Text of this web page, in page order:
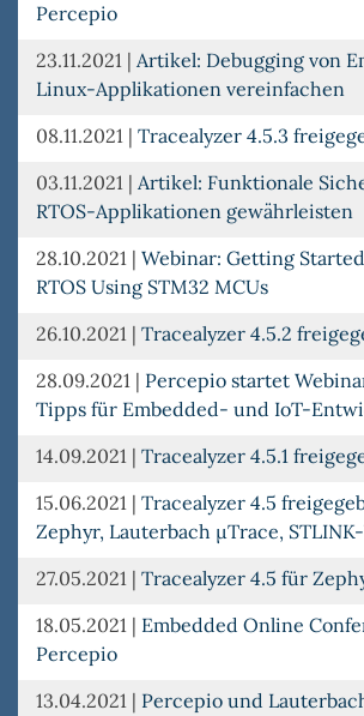
Percepio
23.11.2021 | Artikel: Debugging von
Linux-Applikationen vereinfachen
08.11.2021 | Tracealyzer 4.5.3
03.11.2021 | Artikel: Funktionale
RTOS-Applikationen gewährleisten
28.10.2021 | Webinar: Getting
RTOS Using STM32 MCUs
26.10.2021 | Tracealyzer 4.5.2
28.09.2021 | Percepio startet
Tipps für Embedded- und IoT-
14.09.2021 | Tracealyzer 4.5.1
15.06.2021 | Tracealyzer 4.5
Zephyr, Lauterbach µTrace,
27.05.2021 | Tracealyzer 4.5 für
18.05.2021 | Embedded Online
Percepio
13.04.2021 | Percepio und